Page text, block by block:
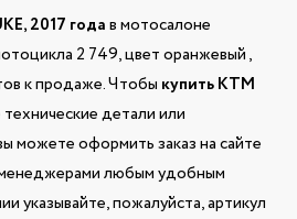
2017 годав мотосалоне
2 749, цвет оранжевый ,
к продаже. Чтобы купить KTM
технические детали или
можете оформить заказ на сайте
менеджерами любым удобным
указывайте, пожалуйста, артикул